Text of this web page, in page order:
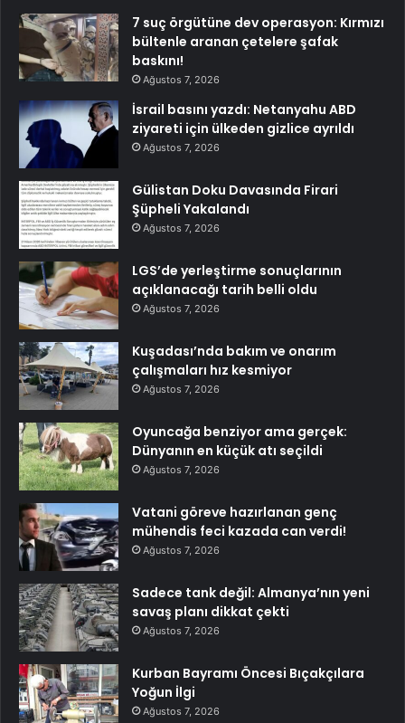
7 suç örgütüne dev operasyon: Kırmızı
bültenle aranan çetelere şafak
baskını!
Ağustos 7, 2026
İsrail basını yazdı: Netanyahu ABD
ziyareti için ülkeden gizlice ayrıldı
Ağustos 7, 2026
Gülistan Doku Davasında Firari
Şüpheli Yakalandı
Ağustos 7, 2026
LGS’de yerleştirme sonuçlarının
açıklanacağı tarih belli oldu
Ağustos 7, 2026
Kuşadası’nda bakım ve onarım
çalışmaları hız kesmiyor
Ağustos 7, 2026
Oyuncağa benziyor ama gerçek:
Dünyanın en küçük atı seçildi
Ağustos 7, 2026
Vatani göreve hazırlanan genç
mühendis feci kazada can verdi!
Ağustos 7, 2026
Sadece tank değil: Almanya’nın yeni
savaş planı dikkat çekti
Ağustos 7, 2026
Kurban Bayramı Öncesi Bıçakçılara
Yoğun İlgi
Ağustos 7, 2026